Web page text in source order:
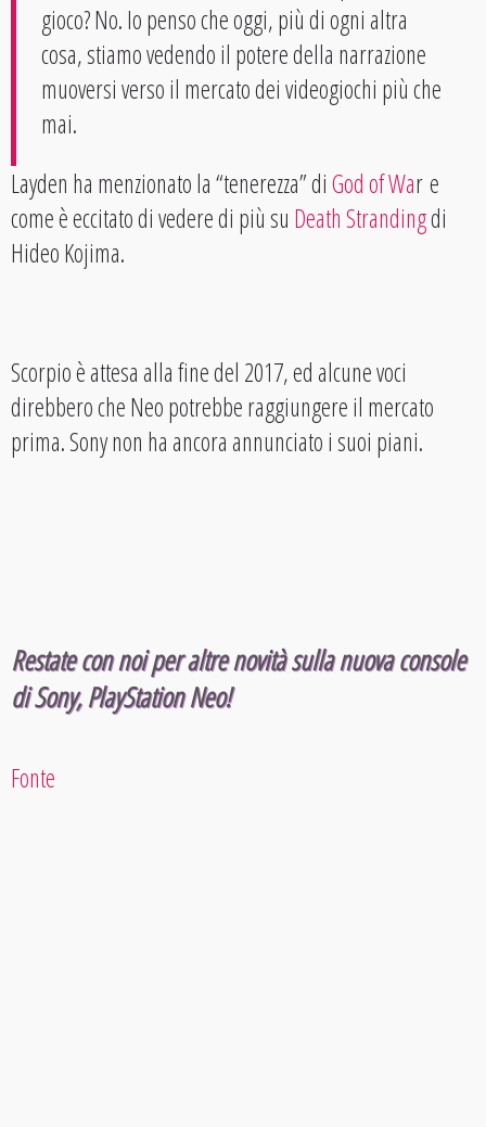
gioco? No. Io penso che oggi, più di ogni altra
cosa, stiamo vedendo il potere della narrazione
muoversi verso il mercato dei videogiochi più che
mai.
Layden ha menzionato la “tenerezza” diGod of War e
come è eccitato di vedere di più su Death Strandingdi
Hideo Kojima.
Scorpio è attesa alla fine del 2017, ed alcune voci
direbbero che Neo potrebbe raggiungere il mercato
prima. Sony non ha ancora annunciato i suoi piani.
Restate con noi per altre novità sulla nuova console
di Sony, PlayStation Neo!
Fonte